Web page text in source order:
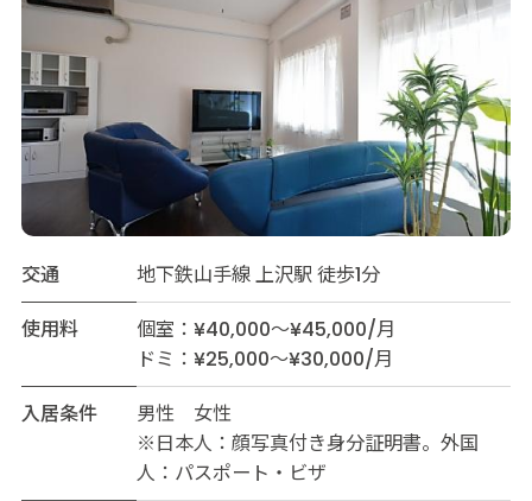
交通
地下鉄山手線 上沢駅 徒歩1分
使用料
個室：¥40,000～¥45,000/月
ドミ：¥25,000～¥30,000/月
入居条件
男性 女性
※日本人：顔写真付き身分証明書。外国
人：パスポート・ビザ